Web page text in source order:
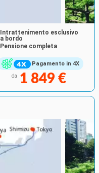
Pagamento in 4X
Intrattenimento esclusivo
a bordo
Pensione completa
da 1 849 €